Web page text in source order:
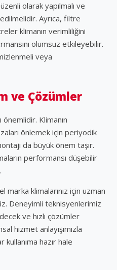
olarak yapılmalı ve
Ayrıca, filtre
klimanın verimliliğini
olumsuz etkileyebilir.
veya
ve Çözümler
önemlidir. Klimanın
önlemek için periyodik
da büyük önem taşır.
performansı düşebilir
marka klimalarınız için uzman
Deneyimli teknisyenlerimiz
ve hızlı çözümler
hizmet anlayışımızla
kullanıma hazır hale